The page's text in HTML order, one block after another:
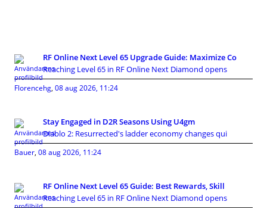
RF Online Next Level 65 Upgrade Guide: Maximize Co
Reaching Level 65 in RF Online Next Diamond opens
Florencehg, 08 aug 2026, 11:24
Stay Engaged in D2R Seasons Using U4gm
Diablo 2: Resurrected's ladder economy changes qui
Bauer, 08 aug 2026, 11:24
RF Online Next Level 65 Guide: Best Rewards, Skill
Reaching Level 65 in RF Online Next Diamond opens